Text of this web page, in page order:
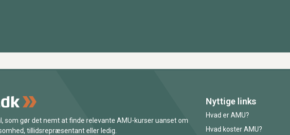
som gør det nemt at finde relevante AMU-kurser uanset om
tillidsrepræsentant eller ledig.
Nyttige links
Hvad er AMU?
Hvad koster AMU?